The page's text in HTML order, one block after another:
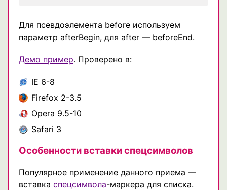
Для псевдоэлемента before используем
параметр afterBegin, для after — beforeEnd.
Демо пример. Проверено в:
IE 6-8
Firefox 2-3.5
Opera 9.5-10
Safari 3
Особенности вставки спецсимволов
Популярное применение данного приема —
вставка спецсимвола-маркера для списка.